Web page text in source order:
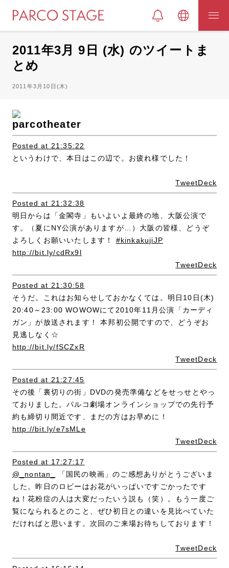
2011年3月 9日 (水) のツイートま
とめ
2011年3月10日(木)
parcotheater
Posted at 21:35:22
というわけで、本日はこの辺で。お疲れ様でした！
TweetDeck
Posted at 21:32:38
明日からは「金閣寺」もいよいよ最終の地、大阪公演で
す。（夏にNY公演がありますが…）大阪の皆様、どうぞ
よろしくお願いいたします！ #kinkakujiJP
http://bit.ly/cdRx9l
TweetDeck
Posted at 21:30:58
そうだ。これはお知らせしておかなくては。明日10日(木)
20:40～23:00 WOWOWにて2010年11月公演「カーディ
ガン」が放送されます！ 本邦初公開ですので、どうぞお
見逃しなく☆
http://bit.ly/fSCZxR
TweetDeck
Posted at 21:27:45
その後「裏切りの街」DVDの発売準備などをせっせとやっ
ておりました。パルコ劇場オンラインショップでの先行予
約も締切り間近です、まだの方はお早めに！
http://bit.ly/e7sMLe
TweetDeck
Posted at 17:27:17
@_nontan_
「国民の映画」のご感想ありがとうございま
した。昨日のロビーはお花がいっぱいですごかったです
ね！花粉症の人は大変だったいう説も（笑）。もう一度ご
覧になられるとのこと、ぜひ初日との違いを見比べていた
だければと思います。次回のご来場お待ちしております！
TweetDeck